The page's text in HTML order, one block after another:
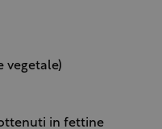
vegetale)
in fettine